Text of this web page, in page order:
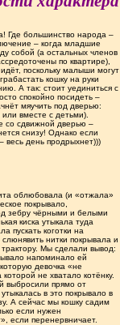
Где большинство народа –
– когда младшие
собой (а остальных членов
по квартире),
поскольку малыши могут
кошку на руки
А так: стоит уединиться с
спокойно посидеть –
мяучить под дверью:
вместе с детьми).
со сдвижной дверью –
снизу! Однако если
весь день продрыхнет)))
облюбовала (и «отжала»
покрывало,
зебру чёрными и белыми
киска утыкала туда
пускать коготки на
нитки покрывала и
Мы сделали вывод:
напоминало ей
девочка «не
не хватало котёнку.
выбросили прямо от
в это покрывало в
А сейчас мы кошку садим
если нужен
если перенервничает.